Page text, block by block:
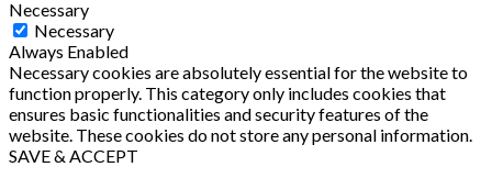
Necessary
Necessary
Always Enabled
Necessary cookies are absolutely essential for the website to
function properly. This category only includes cookies that
ensures basic functionalities and security features of the
website. These cookies do not store any personal information.
SAVE & ACCEPT